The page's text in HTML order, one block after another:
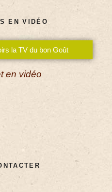
EN VIDÉO
la TV du bon Goût
en vidéo